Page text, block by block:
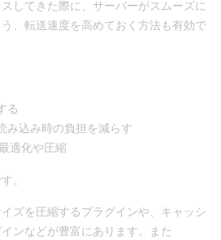
してきた際に、サーバーがスムーズに
、転送速度を高めておく方法も有効で
る
み込み時の負担を減らす
適化や圧縮
。
ズを圧縮するプラグインや、キャッシ
ンなどが豊富にあります。また